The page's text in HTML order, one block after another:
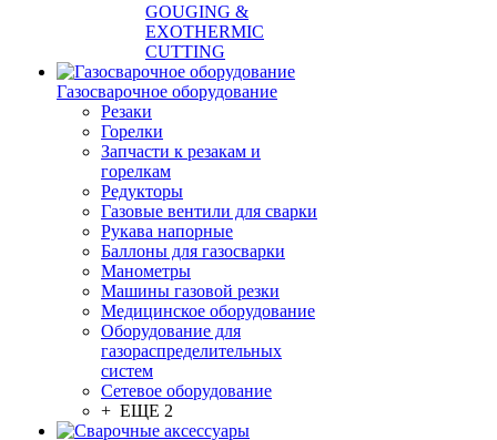
GOUGING &
EXOTHERMIC
CUTTING
Газосварочное оборудование
Резаки
Горелки
Запчасти к резакам и
горелкам
Редукторы
Газовые вентили для сварки
Рукава напорные
Баллоны для газосварки
Манометры
Машины газовой резки
Медицинское оборудование
Оборудование для
газораспределительных
систем
Сетевое оборудование
+ ЕЩЕ 2